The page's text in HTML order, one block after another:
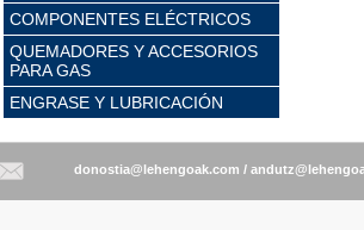
COMPONENTES ELÉCTRICOS
QUEMADORES Y ACCESORIOS
PARA GAS
ENGRASE Y LUBRICACIÓN
/